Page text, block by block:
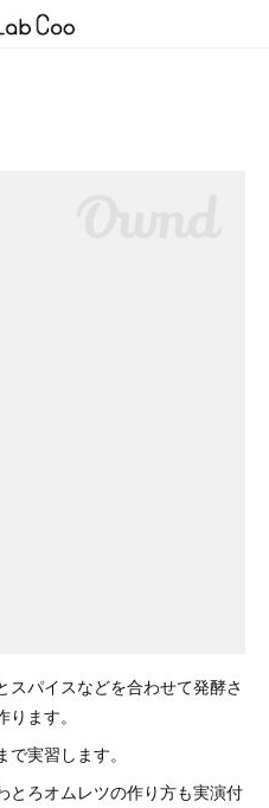
パイスなどを合わせて発酵さ
ます。
実習します。
とろオムレツの作り方も実演付